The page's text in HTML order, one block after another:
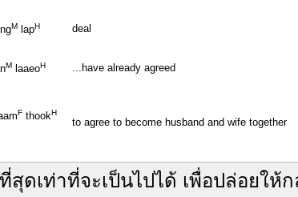
M lapH deal
M laaeoH ...have already agreed
F thookH
to agree to become husband and wife together
ที่สุดเท่าที่จะเป็นไปได้ เพื่อปล่อยให้